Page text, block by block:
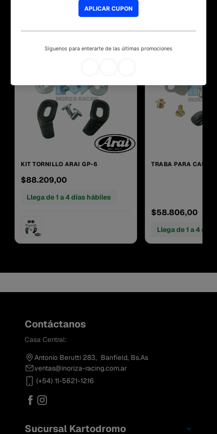
NUEVO
KIT TORNILLO ARAI GP-6
$88.209,00
Llega de 1 a 4 días hábiles
NUEVO
TRABA PARA CASCO
$58.806,00
Llega de 1 a 4
Contáctanos
Casa Central:
Antonio Berutti 283, Banfield, Bs.As
ventas@inoriza-racing.com.ar
(+54) 11-5621-1216
Sucursal Kartodromo